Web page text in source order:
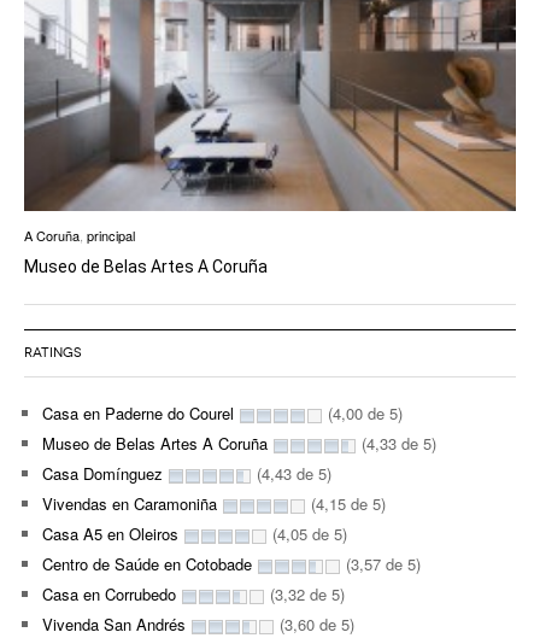
A Coruña principal
Museo de Belas Artes A Coruña
RATINGS
Casa en Paderne do Courel
(4,00 de 5)
Museo de Belas Artes A Coruña
(4,33 de 5)
Casa Domínguez
(4,43 de 5)
Vivendas en Caramoniña
(4,15 de 5)
Casa A5 en Oleiros
(4,05 de 5)
Centro de Saúde en Cotobade
(3,57 de 5)
Casa en Corrubedo
(3,32 de 5)
Vivenda San Andrés
(3,60 de 5)